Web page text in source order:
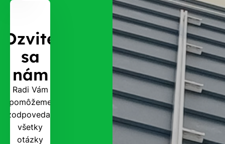
Ozvite
sa
nám
Radi Vám
pomôžeme
zodpovedať
všetky
otázky